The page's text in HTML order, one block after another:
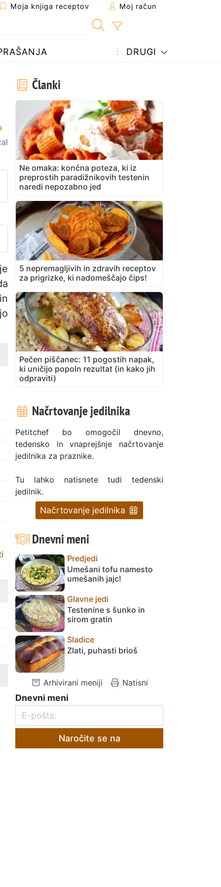
Moja knjiga receptov Moj račun
DRUGI
vprašanje avtorju
svojo fotografijo tega
Članki
Ne omaka: končna poteza, ki iz
preprostih paradižnikovih testenin
naredi nepozabno jed
5 nepremagljivih in zdravih receptov
za prigrizke, ki nadomeščajo čips!
Pečen piščanec: 11 pogostih napak,
ki uničijo popoln rezultat (in kako jih
odpraviti)
Načrtovanje jedilnika
Petitchef bo omogočil dnevno,
tedensko in vnaprejšnje načrtovanje
jedilnika za praznike.
Tu lahko natisnete tudi tedenski
jedilnik.
Načrtovanje jedilnika
Dnevni meni
Predjedi
Umešani tofu namesto
umešanih jajc!
Glavne jedi
Testenine s šunko in
sirom gratin
Sladice
Zlati, puhasti brioš
Arhivirani meniji Natisni
Dnevni meni
Naročite se na